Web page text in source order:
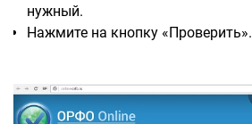
нужный.
Нажмите на кнопку «Проверить».